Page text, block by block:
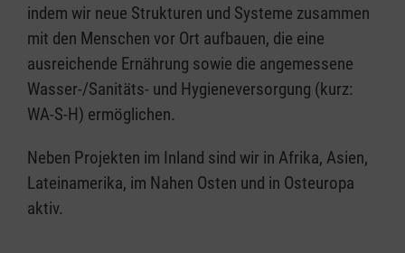
indem wir neue Strukturen und Systeme zusammen
mit den Menschen vor Ort aufbauen, die eine
ausreichende Ernährung sowie die angemessene
Wasser-/Sanitäts- und Hygieneversorgung (kurz:
WA-S-H) ermöglichen.
Neben Projekten im Inland sind wir in Afrika, Asien,
Lateinamerika, im Nahen Osten und in Osteuropa
aktiv.